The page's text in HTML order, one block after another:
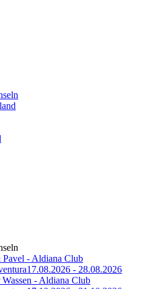
Pavel - Aldiana Club
17.08.2026 - 28.08.2026
- Aldiana Club